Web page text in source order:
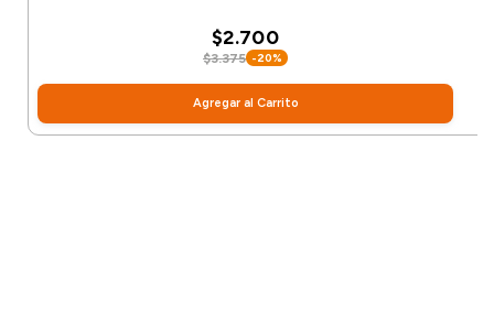
$2.700
$3.375 -20%
Agregar al Carrito